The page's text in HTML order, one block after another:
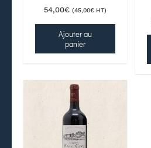
54,00€ (45,00€HT)
Ajouter au
panier